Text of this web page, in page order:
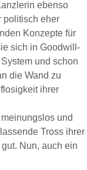
ebenso
politisch eher
Konzepte für
sich in Goodwill-
und schon
die Wand zu
ihrer
und
Tross ihrer
Nun, auch ein